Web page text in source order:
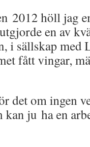
2012 höll jag
en av
i sällskap med
fått vingar,
det om ingen
kan ju ha en